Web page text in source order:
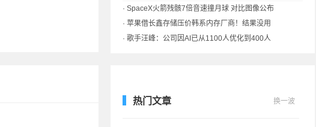
· 歌手汪峰：公司因AI已从1100人优化到400人
· 索尼旗舰电视上市：115寸、149999元
热门文章 换一波